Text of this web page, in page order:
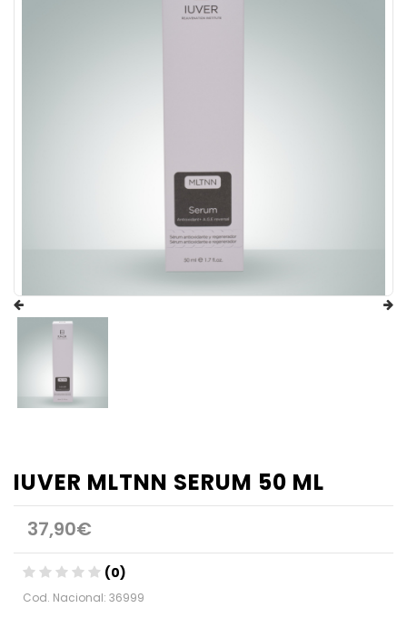
IUVER MLTNN SERUM 50 ML
37,90€
(0)
Cod. Nacional: 36999